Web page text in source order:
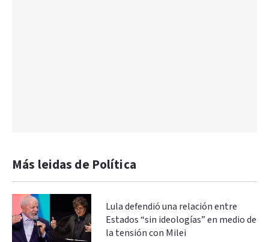
Más leidas de Política
Lula defendió una relación entre
Estados “sin ideologías” en medio de
la tensión con Milei